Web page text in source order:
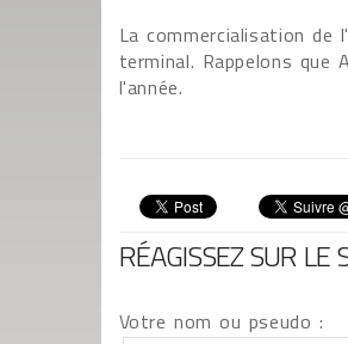
La commercialisation
terminal. Rappelons
l'année.
RÉAGISSEZ SUR LE
Votre nom ou pseudo :